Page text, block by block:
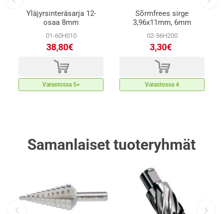
Yläjyrsinteräsarja 12-
osaa 8mm
01-60H010
38,80€
d
Varastossa 5+
Sõrmfrees sirge
3,96x11mm, 6mm
02-56H200
3,30€
d
Varastossa 4
Samanlaiset tuoteryhmät